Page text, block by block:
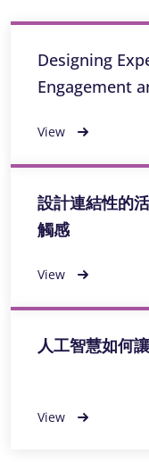
Designing
Engagement
View
設計連結性的
觸感
View
人工智慧如何
View